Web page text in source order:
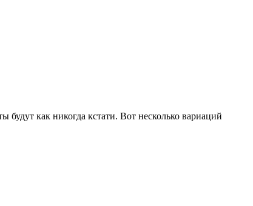
как никогда кстати. Вот несколько вариаций